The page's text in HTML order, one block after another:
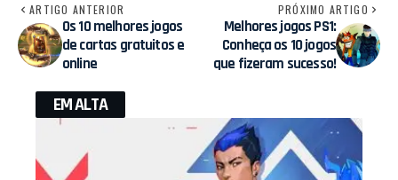
ARTIGO ANTERIOR
Os 10 melhores jogos
de cartas gratuitos e
online
PRÓXIMO ARTIGO
Melhores jogos PS1:
Conheça os 10 jogos
que fizeram sucesso!
EM ALTA